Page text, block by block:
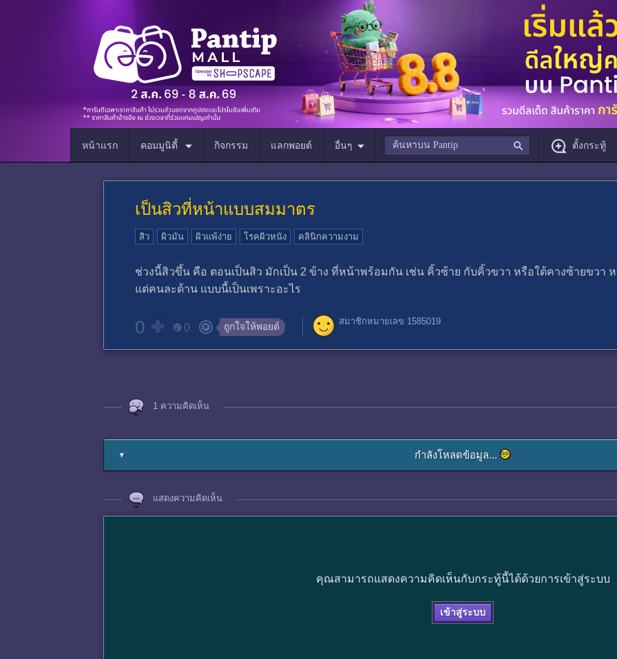
หน้าแรก คอมมูนิตี้ กิจกรรม แลกพอยต์ อื่นๆ ตั้งกระทู้
เป็นสิวที่หน้าแบบสมมาตร
สิว ผิวมัน ผิวแพ้ง่าย โรคผิวหนัง คลินิกความงาม
ช่วงนี้สิวขึ้น​ คือ ตอนเป็นสิว มักเป็น 2 ข้าง ที่หน้า​พร้อมกัน เช่น คิ้วซ้าย กับคิ้วขวา หรือใต้คางซ้ายขวา
แต่คนละด้าน แบบนี้เป็นเพราะอะไร
0 0 ถูกใจให้พอยต์ สมาชิกหมายเลข 1585019
1 ความคิดเห็น
▼ กำลังโหลดข้อมูล...
แสดงความคิดเห็น
คุณสามารถแสดงความคิดเห็นกับกระทู้นี้ได้ด้วยการเข้าสู่ระบบ
เข้าสู่ระบบ